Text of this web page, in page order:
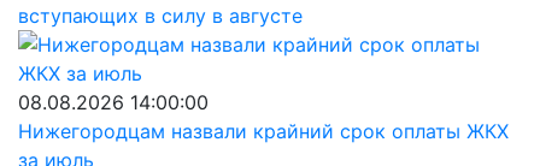
вступающих в силу в августе
08.08.2026 14:00:00
Нижегородцам назвали крайний срок оплаты ЖКХ
за июль